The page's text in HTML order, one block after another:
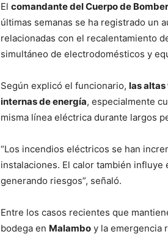
El comandante del Cuerpo de
últimas semanas se ha registrado un
relacionadas con el recalentamiento
simultáneo de electrodomésticos y
Según explicó el funcionario, las altas
internas de energía, especialmente
misma línea eléctrica durante largos
“Los incendios eléctricos se han
instalaciones. El calor también
generando riesgos”, señaló.
Entre los casos recientes que
bodega en Malambo y la emergencia